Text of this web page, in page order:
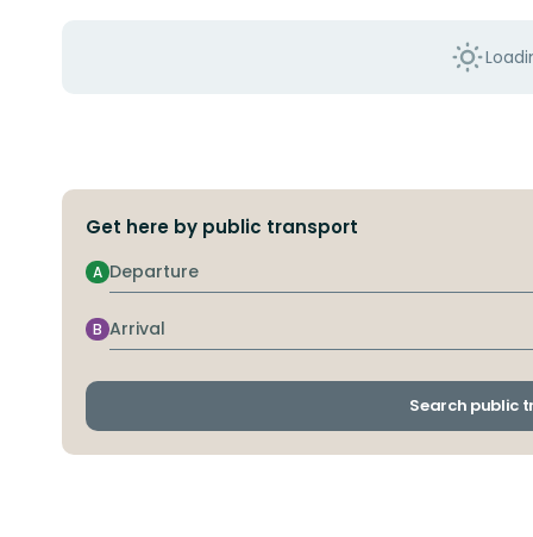
Get here by public transport
Departure
A
Arrival
B
Search public